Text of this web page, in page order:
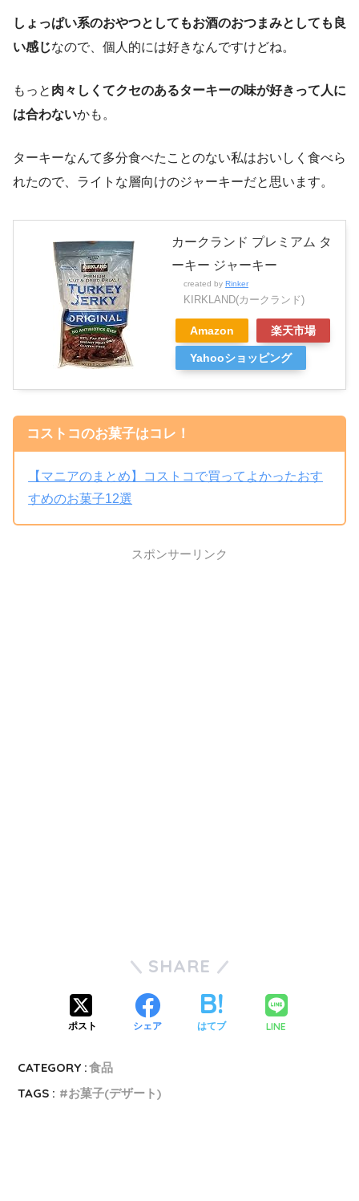
しょっぱい系のおやつとしてもお酒のおつまみとしても良
い感じなので、個人的には好きなんですけどね。
もっと 肉々しくてクセのあるターキーの味が好きって人に
は合わないかも。
ターキーなんて多分食べたことのない私はおいしく食べら
れたので、ライトな層向けのジャーキーだと思います。
カークランド プレミアム タ
ーキー ジャーキー
created by Rinker
KIRKLAND(カークランド)
Amazon 楽天市場
Yahooショッピング
コストコのお菓子はコレ！
【マニアのまとめ】コストコで買ってよかったおす
すめのお菓子12選
スポンサーリンク
SHARE
ポスト シェア はてブ LINE
CATEGORY :食品
TAGS :
お菓子(デザート)